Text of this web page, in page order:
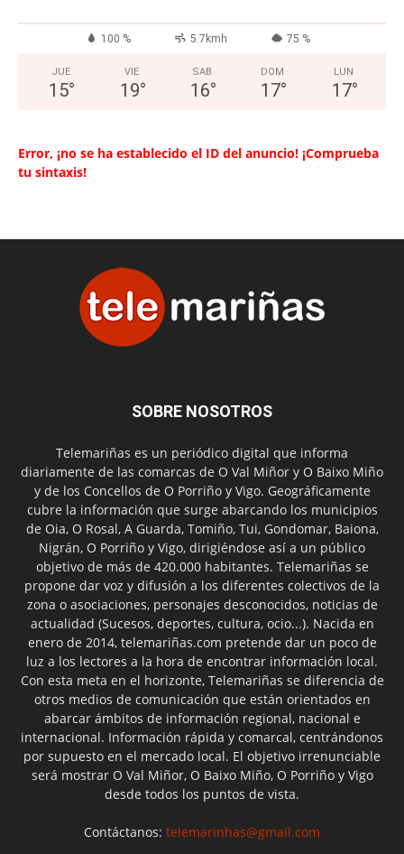
100 % 5.7kmh 75 %
JUE
15°
VIE
19°
SAB
16°
DOM
17°
LUN
17°
Error, ¡no se ha establecido el ID del anuncio! ¡Comprueba
tu sintaxis!
SOBRE NOSOTROS
Telemariñas es un periódico digital que informa
diariamente de las comarcas de O Val Miñor y O Baixo Miño
y de los Concellos de O Porriño y Vigo. Geográficamente
cubre la información que surge abarcando los municipios
de Oia, O Rosal, A Guarda, Tomiño, Tui, Gondomar, Baiona,
Nigrán, O Porriño y Vigo, dirigiéndose así a un público
objetivo de más de 420.000 habitantes. Telemariñas se
propone dar voz y difusión a los diferentes colectivos de la
zona o asociaciones, personajes desconocidos, noticias de
actualidad (Sucesos, deportes, cultura, ocio...). Nacida en
enero de 2014, telemariñas.com pretende dar un poco de
luz a los lectores a la hora de encontrar información local.
Con esta meta en el horizonte, Telemariñas se diferencia de
otros medios de comunicación que están orientados en
abarcar ámbitos de información regional, nacional e
internacional. Información rápida y comarcal, centrándonos
por supuesto en el mercado local. El objetivo irrenunciable
será mostrar O Val Miñor, O Baixo Miño, O Porriño y Vigo
desde todos los puntos de vista.
Contáctanos: telemarinhas@gmail.com